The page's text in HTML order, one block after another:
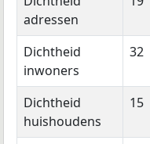
adressen
Dichtheid
inwoners
32
Dichtheid
huishoudens
15